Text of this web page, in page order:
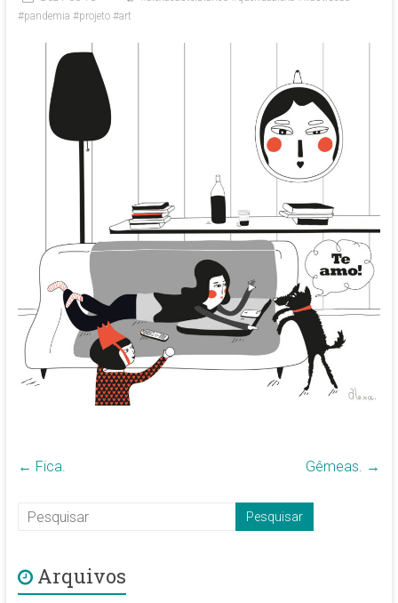
#pandemia #projeto #art
← Fica. Gêmeas. →
Arquivos